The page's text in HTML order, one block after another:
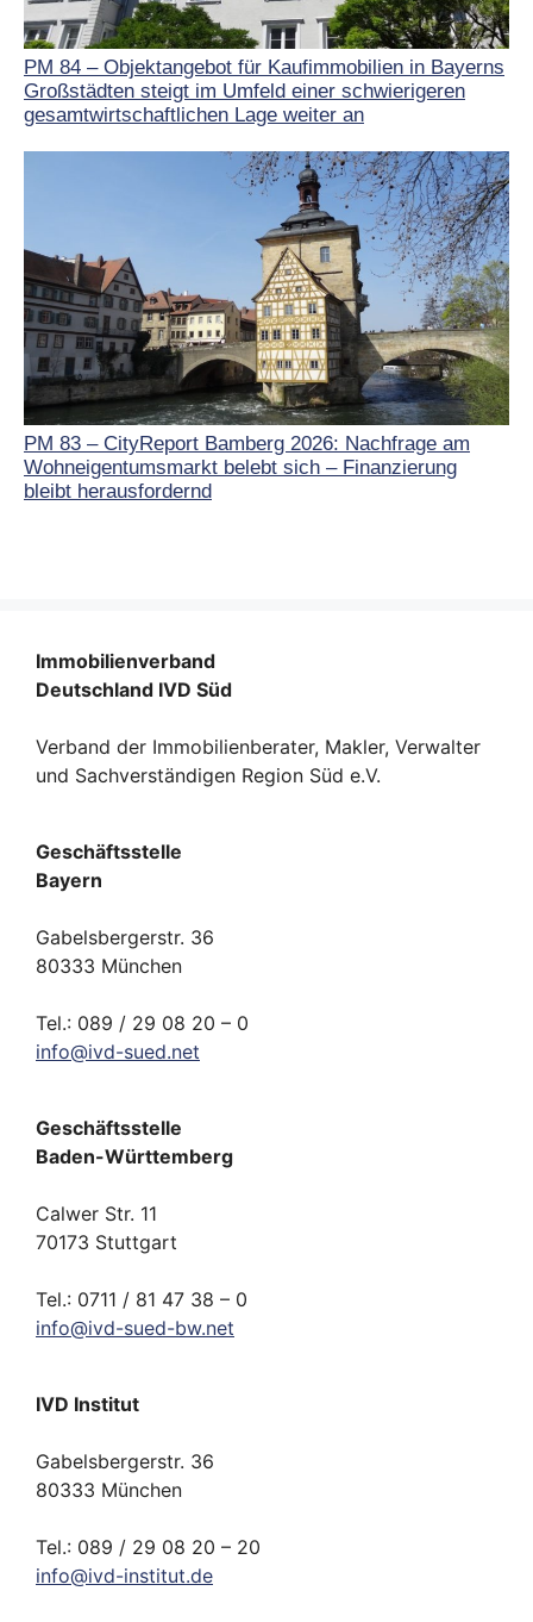
PM 84 – Objektangebot für Kaufimmobilien in Bayerns
Großstädten steigt im Umfeld einer schwierigeren
gesamtwirtschaftlichen Lage weiter an
PM 83 – CityReport Bamberg 2026: Nachfrage am
Wohneigentumsmarkt belebt sich – Finanzierung
bleibt herausfordernd
Immobilienverband
Deutschland IVD Süd
Verband der Immobilienberater, Makler, Verwalter
und Sachverständigen Region Süd e.V.
Geschäftsstelle
Bayern
Gabelsbergerstr. 36
80333 München
Tel.: 089 / 29 08 20 – 0
info@ivd-sued.net
Geschäftsstelle
Baden-Württemberg
Calwer Str. 11
70173 Stuttgart
Tel.: 0711 / 81 47 38 – 0
info@ivd-sued-bw.net
IVD Institut
Gabelsbergerstr. 36
80333 München
Tel.: 089 / 29 08 20 – 20
info@ivd-institut.de